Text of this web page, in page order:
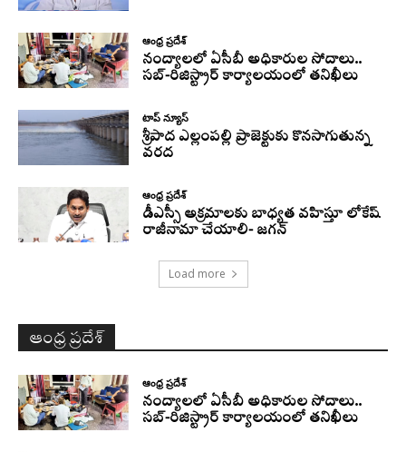
ఆంధ్ర ప్రదేశ్
నంద్యాలలో ఏసీబీ అధికారుల సోదాలు..
సబ్-రిజిస్ట్రార్ కార్యాలయంలో తనిఖీలు
టాప్ న్యూస్
శ్రీపాద ఎల్లంపల్లి ప్రాజెక్టుకు కొనసాగుతున్న
వరద
ఆంధ్ర ప్రదేశ్
డీఎస్సీ అక్రమాలకు బాధ్యత వహిస్తూ లోకేష్‌
రాజీనామా చేయాలి- జగన్
Load more
ఆంధ్ర ప్రదేశ్
ఆంధ్ర ప్రదేశ్
నంద్యాలలో ఏసీబీ అధికారుల సోదాలు..
సబ్-రిజిస్ట్రార్ కార్యాలయంలో తనిఖీలు